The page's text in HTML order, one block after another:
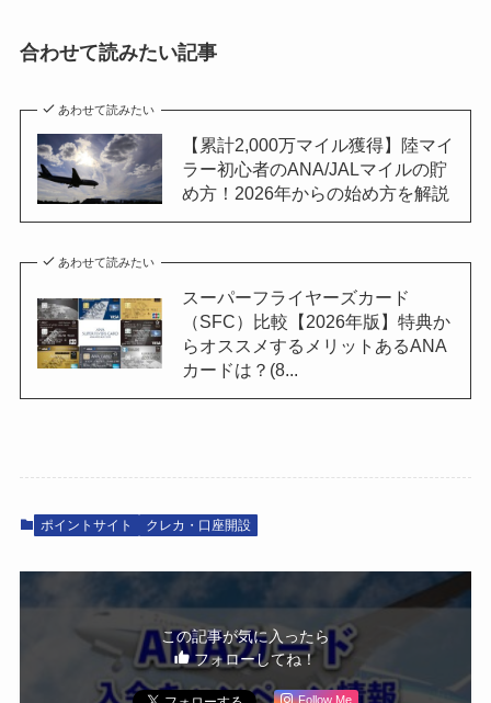
合わせて読みたい記事
あわせて読みたい
【累計2,000万マイル獲得】陸マイ
ラー初心者のANA/JALマイルの貯
め方！2026年からの始め方を解説
あわせて読みたい
スーパーフライヤーズカード
（SFC）比較【2026年版】特典か
らオススメするメリットあるANA
カードは？(8...
ポイントサイト クレカ・口座開設
この記事が気に入ったら
フォローしてね！
Follow Me